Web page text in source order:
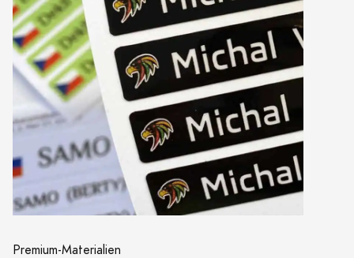
Premium-Materialien